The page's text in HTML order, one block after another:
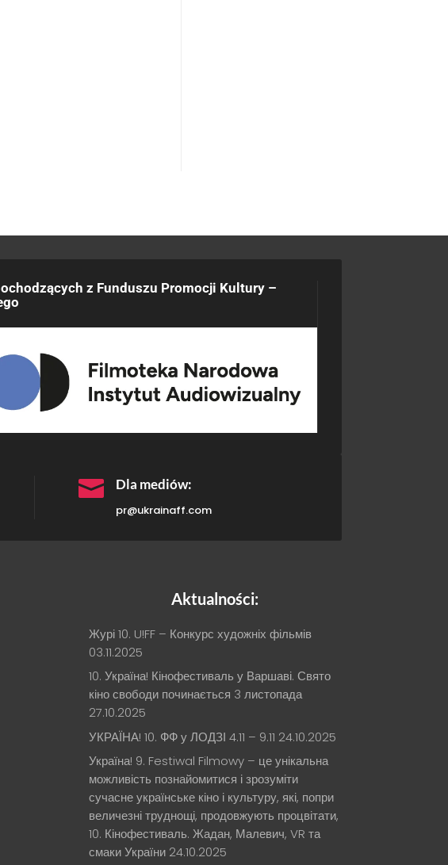
z Funduszu Promocji Kultury –
 Dla mediów:
pr@ukrainaff.com
Aktualności:
Журі 10. U!FF – Конкурс художніх фільмів
03.11.2025
10. Україна! Кінофестиваль у Варшаві. Свято
кіно свободи починається 3 листопада
27.10.2025
УКРАЇНА! 10. ФФ у ЛОДЗІ 4.11 – 9.11 24.10.2025
Україна! 9. Festiwal Filmowy – це унікальна
можливість познайомитися і зрозуміти
сучасне українське кіно і культуру, які, попри
величезні труднощі, продовжують процвітати,
10. Кінофестиваль. Жадан, Малевич, VR та
смаки України 24.10.2025